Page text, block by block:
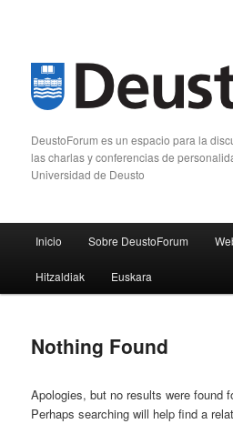
DeustoForum es un espacio para la
las charlas y conferencias de
Universidad de Deusto
Skip to primary content
Skip to secondary content
Inicio Sobre DeustoForum
Hitzaldiak Euskara
Nothing Found
Apologies, but no results were found
Perhaps searching will help find a